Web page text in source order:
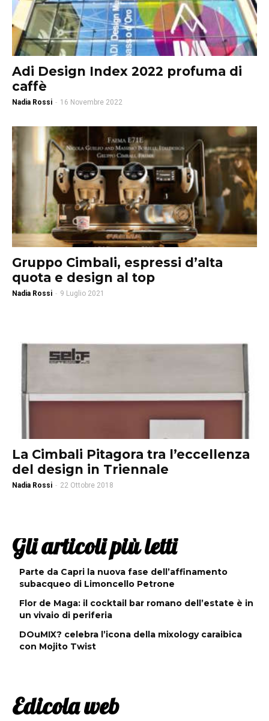
Adi Design Index 2022 profuma di
caffè
Nadia Rossi - 16 Novembre 2022
Gruppo Cimbali, espressi d’alta
quota e design al top
Nadia Rossi - 9 Luglio 2021
La Cimbali Pitagora tra l’eccellenza
del design in Triennale
Nadia Rossi - 22 Ottobre 2018
Gli articoli più letti
Parte da Capri la nuova fase dell’affinamento
subacqueo di Limoncello Petrone
Flor de Maga: il cocktail bar romano dell’estate è in
un vivaio di periferia
DOuMIX? celebra l’icona della mixology caraibica
con Mojito Twist
Edicola web